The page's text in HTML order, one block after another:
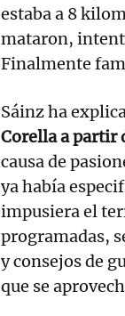
estaba a 8
mataron,
Finalmente
Sáinz ha
Corella a partir
causa de
ya había
impusiera el
programadas,
y consejos de
que se